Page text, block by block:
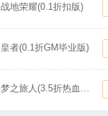
战地荣耀(0.1折扣版)
皇者(0.1折GM毕业版)
梦之旅人(3.5折热血霸业)